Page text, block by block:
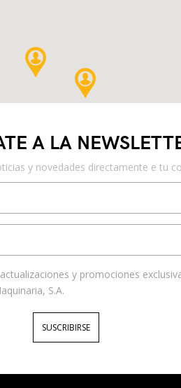
A LA
y novedades directamente e tu
y promociones
S.A.
SUSCRIBIRSE